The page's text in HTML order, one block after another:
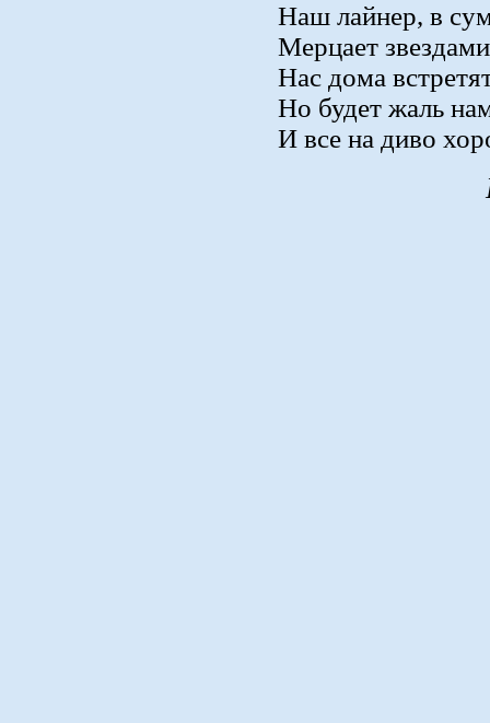
Наш лайнер, в
Мерцает
Нас дома
Но будет жаль
И все на диво